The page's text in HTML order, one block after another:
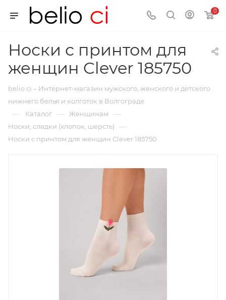
0
Носки с принтом для
женщин Clever 185750
belio ci – Интернет-магазин мужского, женского и детского
нижнего белья и колготок в Волгограде
— Каталог — Женщинам —
Носки, следки (хлопок, шерсть) —
Носки с принтом для женщин Clever 185750